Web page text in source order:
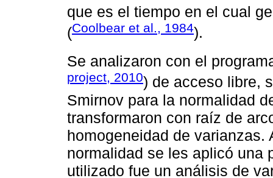
que es el tiempo en el cual
(Coolbear et al., 1984).
Se analizaron con el
project, 2010) de acceso libre,
Smirnov para la normalidad
transformaron con raíz de
homogeneidad de varianzas.
normalidad se les aplicó una
utilizado fue un análisis de